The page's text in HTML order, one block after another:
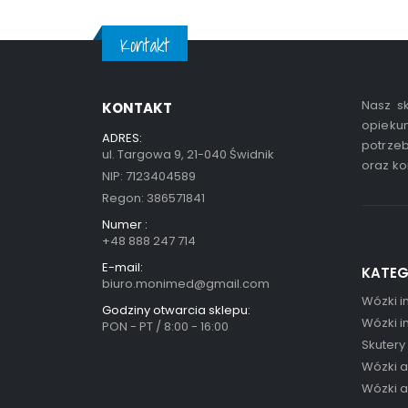
Kontakt
KONTAKT
ADRES:
ul. Targowa 9, 21-040 Świdnik
NIP: 7123404589
Regon: 386571841
Numer :
+48 888 247 714
E-mail:
biuro.monimed@gmail.com
Godziny otwarcia sklepu:
PON - PT / 8:00 - 16:00
Nasz
oraz
Wózki
Wózki
Wózki
Wózki